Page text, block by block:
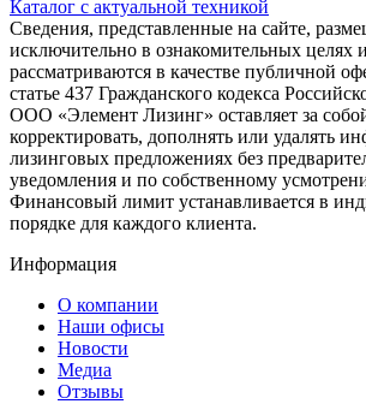
Каталог с актуальной техникой
Сведения, представленные на сайте,
исключительно в ознакомительных целях
рассматриваются в качестве публичной
статье 437 Гражданского кодекса
ООО «Элемент Лизинг» оставляет за
корректировать, дополнять или удалять
лизинговых предложениях без
уведомления и по собственному
Финансовый лимит устанавливается в
порядке для каждого клиента.
Информация
О компании
Наши офисы
Новости
Медиа
Отзывы